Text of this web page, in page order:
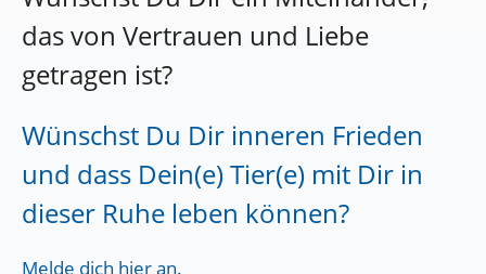
das von Vertrauen und Liebe
getragen ist?
Wünschst Du Dir inneren Frieden
und dass Dein(e) Tier(e) mit Dir in
dieser Ruhe leben können?
Melde dich hier an.